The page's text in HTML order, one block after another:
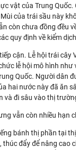
vật của Trung Quốc.
của trái sầu này
còn chưa đồng đều
quy định về kiểm
cận. Lễ hội trái cây
lễ hội mô hình
Quốc. Người dân
hai nước này đã ăn
và đi sâu vào thị
vẫn còn nhiều hạn
bánh thị phần tại
đẩy để nâng cao